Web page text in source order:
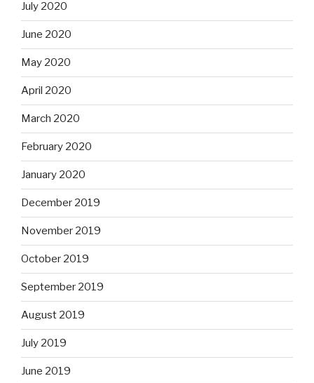
July 2020
June 2020
May 2020
April 2020
March 2020
February 2020
January 2020
December 2019
November 2019
October 2019
September 2019
August 2019
July 2019
June 2019